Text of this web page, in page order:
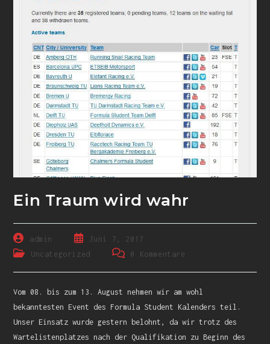
Ein Traum wird wahr
admin
Juni 7, 2017
Uncategorized
0 Kommentare
Vom 08. bis zum 13. August nehmen wir am wohl
bekanntesten Event des Formula Student Kalenders teil.
Unser Einsatz wurde gestern belohnt, da wir trotz des
Wartelistenplatzes nach der Qualifikation zu Beginn des